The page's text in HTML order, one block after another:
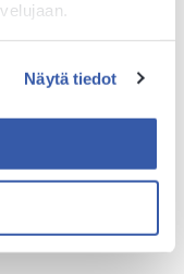
Näytä tiedot